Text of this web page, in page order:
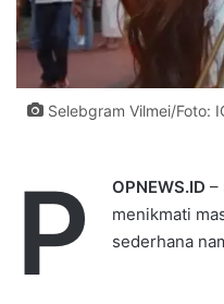
Selebgram Vilmei/Foto:
P OPNEWS.ID –
menikmati
sederhana